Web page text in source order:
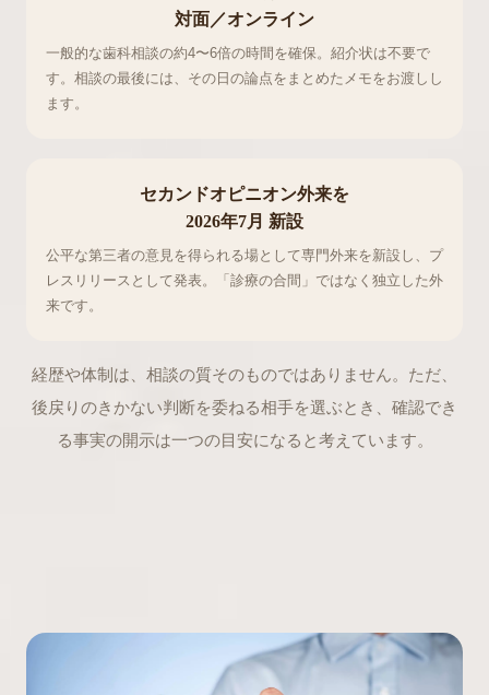
対面／オンライン
一般的な歯科相談の約4〜6倍の時間を確保。紹介状は不要で
す。相談の最後には、その日の論点をまとめたメモをお渡しし
ます。
セカンドオピニオン外来を
2026年7月 新設
公平な第三者の意見を得られる場として専門外来を新設し、プ
レスリリースとして発表。「診療の合間」ではなく独立した外
来です。
経歴や体制は、相談の質そのものではありません。ただ、
後戻りのきかない判断を委ねる相手を選ぶとき、確認でき
る事実の開示は一つの目安になると考えています。